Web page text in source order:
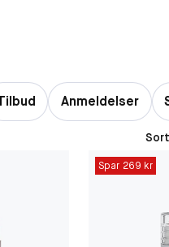
Anmeldelser
Spar 269 kr